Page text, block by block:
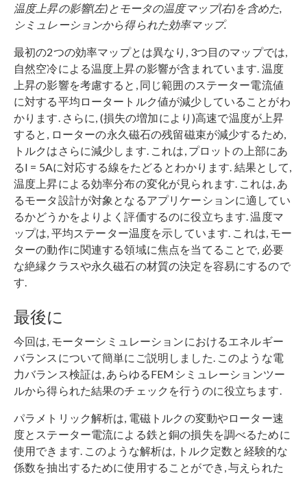
温度上昇の影響(左)とモータの温度マップ(右)を含めた,
シミュレーションから得られた効率マップ.
最初の2つの効率マップとは異なり, 3つ目のマップでは,
自然空冷による温度上昇の影響が含まれています. 温度
上昇の影響を考慮すると, 同じ範囲のステーター電流値
に対する平均ロータートルク値が減少していることがわ
かります. さらに, (損失の増加により)高速で温度が上昇
すると, ローターの永久磁石の残留磁束が減少するため,
トルクはさらに減少します. これは, プロットの上部にあ
るI = 5Aに対応する線をたどるとわかります. 結果として,
温度上昇による効率分布の変化が見られます. これは, あ
るモータ設計が対象となるアプリケーションに適してい
るかどうかをよりよく評価するのに役立ちます. 温度マ
ップは, 平均ステーター温度を示しています. これは, モー
ターの動作に関連する領域に焦点を当てることで, 必要
な絶縁クラスや永久磁石の材質の決定を容易にするので
す.
最後に
今回は, モーターシミュレーションにおけるエネルギー
バランスについて簡単にご説明しました. このような電
力バランス検証は, あらゆるFEMシミュレーションツー
ルから得られた結果のチェックを行うのに役立ちます.
パラメトリック解析は, 電磁トルクの変動やローター速
度とステーター電流による鉄と銅の損失を調べるために
使用できます. このような解析は, トルク定数と経験的な
係数を抽出するために使用することができ, 与えられた